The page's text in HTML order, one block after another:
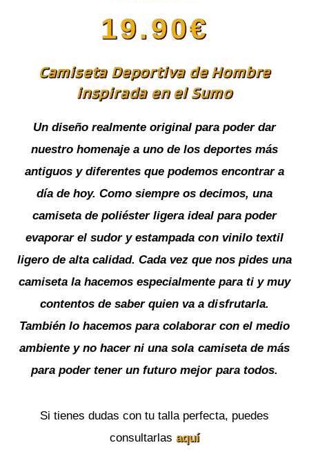
19.90€
Camiseta Deportiva de Hombre
inspirada en el Sumo
Un diseño realmente original para poder dar
nuestro homenaje a uno de los deportes más
antiguos y diferentes que podemos encontrar a
día de hoy. Como siempre os decimos, una
camiseta de poliéster ligera ideal para poder
evaporar el sudor y estampada con vinilo textil
ligero de alta calidad. Cada vez que nos pides una
camiseta la hacemos especialmente para ti y muy
contentos de saber quien va a disfrutarla.
También lo hacemos para colaborar con el medio
ambiente y no hacer ni una sola camiseta de más
para poder tener un futuro mejor para todos.
Si tienes dudas con tu talla perfecta, puedes
consultarlas aquí